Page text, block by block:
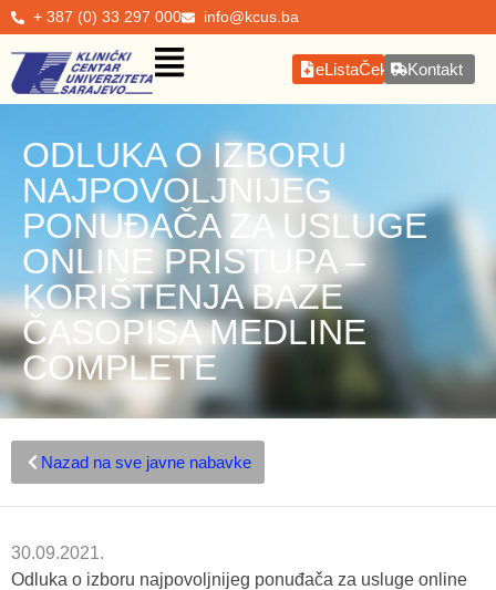
+ 387 (0) 33 297 000 info@kcus.ba
eListaČekanjaKontakt
ODLUKA O IZBORU
NAJPOVOLJNIJEG
PONUĐAČA ZA USLUGE
ONLINE PRISTUPA –
KORIŠTENJA BAZE
ČASOPISA MEDLINE
COMPLETE
Nazad na sve javne nabavke
30.09.2021.
Odluka o izboru najpovoljnijeg ponuđača za usluge online